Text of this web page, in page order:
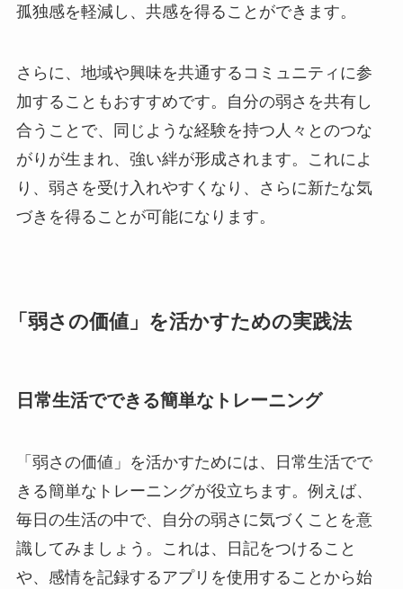
孤独感を軽減し、共感を得ることができます。
さらに、地域や興味を共通するコミュニティに参
加することもおすすめです。自分の弱さを共有し
合うことで、同じような経験を持つ人々とのつな
がりが生まれ、強い絆が形成されます。これによ
り、弱さを受け入れやすくなり、さらに新たな気
づきを得ることが可能になります。
「弱さの価値」を活かすための実践法
日常生活でできる簡単なトレーニング
「弱さの価値」を活かすためには、日常生活でで
きる簡単なトレーニングが役立ちます。例えば、
毎日の生活の中で、自分の弱さに気づくことを意
識してみましょう。これは、日記をつけること
や、感情を記録するアプリを使用することから始